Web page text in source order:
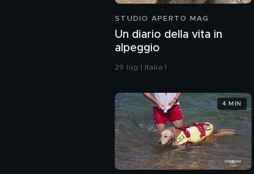
STUDIO APERTO MAG
Un diario della vita in
alpeggio
29 lug | Italia 1
4 MIN